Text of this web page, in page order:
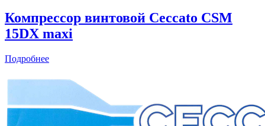
Компрессор винтовой Ceccato CSM
15DX maxi
Подробнее